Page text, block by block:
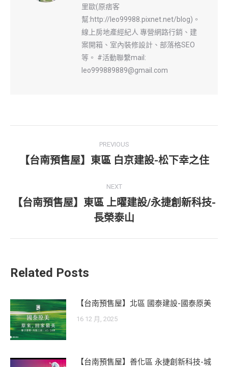
里歐(原痞客
幫:http://leo99988.pixnet.net/blog)。
線上房地產經紀人 專營網路行銷、建
案開箱、室內裝修設計、部落格SEO
等。 #活動聯繫mail:
leo999889889@gmail.com
navigation
PREVIOUS
Previous
【台南預售屋】東區 白京建設-松下幸之住
NEXT
Next
post:
【台南預售屋】東區 上曜建設/永捷創新科技-
長榮泰山
Related Posts
【台南預售屋】北區 國泰建設-國泰原美
16 12 月, 2025
【台南預售屋】善化區 永捷創新科技-城